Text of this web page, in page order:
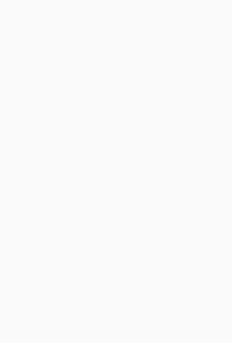
習 - 4月16日